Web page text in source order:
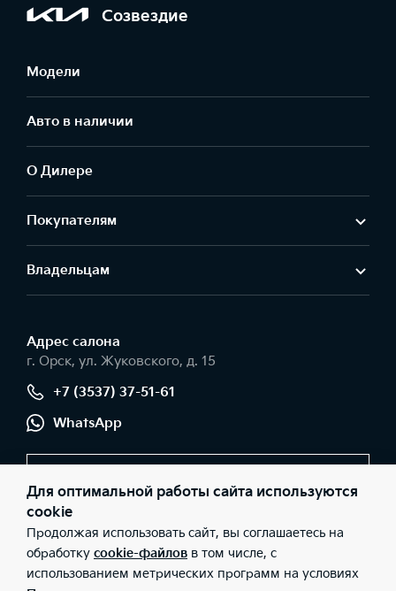
Созвездие
Модели
Авто в наличии
О Дилере
Покупателям
Владельцам
Адрес салонa
г. Орск, ул. Жуковского, д. 15
+7 (3537) 37-51-61
WhatsApp
© 2026 Юридические лица ЗАО «ЕвроСтрой» (Фактический
адрес: г. Орск, ул. Жуковского, д. 15; Телефон: +7 (3537) 37-51-61;
ИНН: 5614012335; ОГРН: 1025601931750), ООО «Киа Россия и
Для оптимальной работы сайта используются
cookie
Продолжая использовать сайт, вы соглашаетесь на
обработку cookie-файлов в том числе, с
использованием метрических программ на условиях